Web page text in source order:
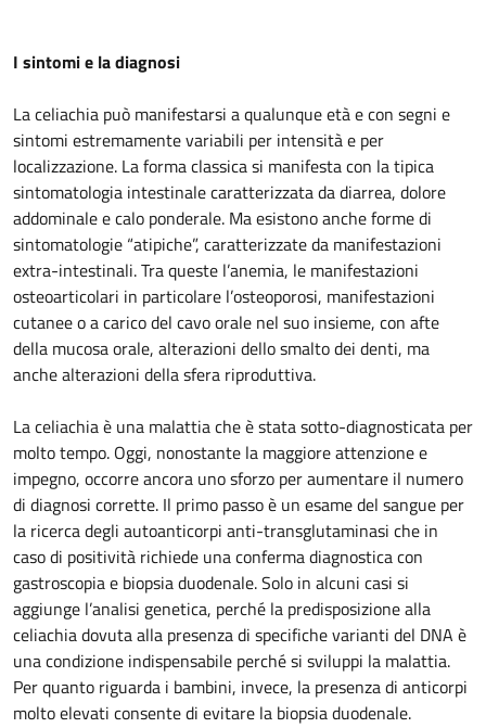
I sintomi e la diagnosi
La celiachia può manifestarsi a qualunque età e con segni e
sintomi estremamente variabili per intensità e per
localizzazione. La forma classica si manifesta con la tipica
sintomatologia intestinale caratterizzata da diarrea, dolore
addominale e calo ponderale. Ma esistono anche forme di
sintomatologie “atipiche”, caratterizzate da manifestazioni
extra-intestinali. Tra queste l’anemia, le manifestazioni
osteoarticolari in particolare l’osteoporosi, manifestazioni
cutanee o a carico del cavo orale nel suo insieme, con afte
della mucosa orale, alterazioni dello smalto dei denti, ma
anche alterazioni della sfera riproduttiva.
La celiachia è una malattia che è stata sotto-diagnosticata per
molto tempo. Oggi, nonostante la maggiore attenzione e
impegno, occorre ancora uno sforzo per aumentare il numero
di diagnosi corrette. Il primo passo è un esame del sangue per
la ricerca degli autoanticorpi anti-transglutaminasi che in
caso di positività richiede una conferma diagnostica con
gastroscopia e biopsia duodenale. Solo in alcuni casi si
aggiunge l’analisi genetica, perché la predisposizione alla
celiachia dovuta alla presenza di specifiche varianti del DNA è
una condizione indispensabile perché si sviluppi la malattia.
Per quanto riguarda i bambini, invece, la presenza di anticorpi
molto elevati consente di evitare la biopsia duodenale.